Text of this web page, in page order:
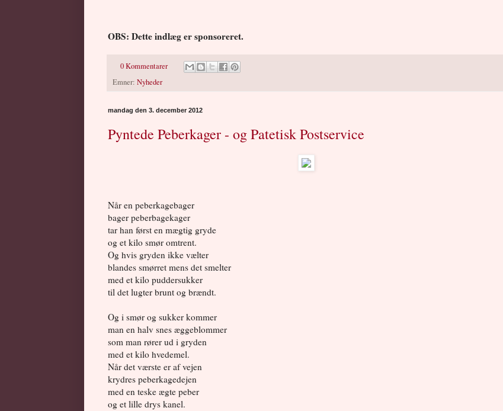
OBS: Dette indlæg er sponsoreret.
0 Kommentarer
Emner: Nyheder
mandag den 3. december 2012
Pyntede Peberkager - og Patetisk Postservice
Når en peberkagebager
bager peberbagekager
tar han først en mægtig gryde
og et kilo smør omtrent.
Og hvis gryden ikke vælter
blandes smørret mens det smelter
med et kilo puddersukker
til det lugter brunt og brændt.
Og i smør og sukker kommer
man en halv snes æggeblommer
som man rører ud i gryden
med et kilo hvedemel.
Når det værste er af vejen
krydres peberkagedejen
med en teske ægte peber
og et lille drys kanel.